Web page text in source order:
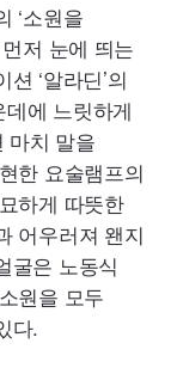
‘소원을
저 눈에 띄는
‘알라딘’의
데에 느릿하게
마치 말을
한 요술램프의
하게 따뜻한
어우러져 왠지
굴은 노동식
원을 모두
다.